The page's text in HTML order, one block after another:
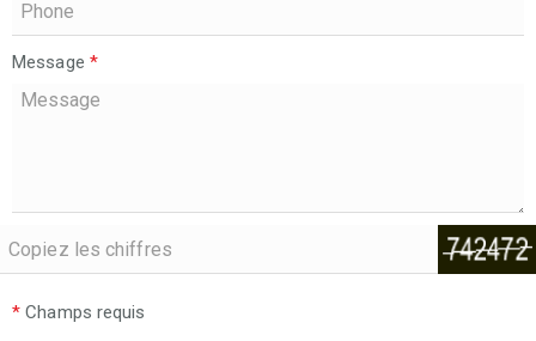
Message *
* Champs requis